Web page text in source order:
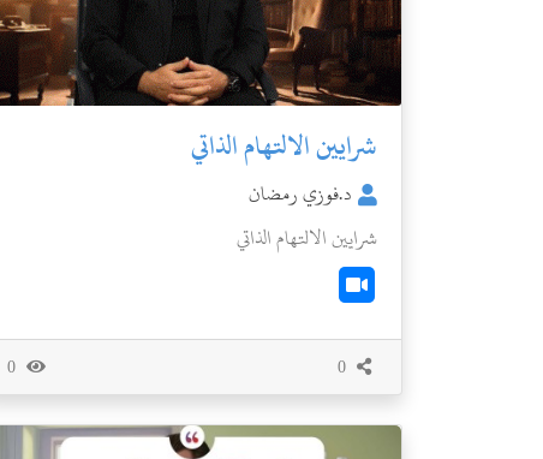
شرايين الالتهام الذاتي
د.فوزي رمضان
شرايين الالتهام الذاتي